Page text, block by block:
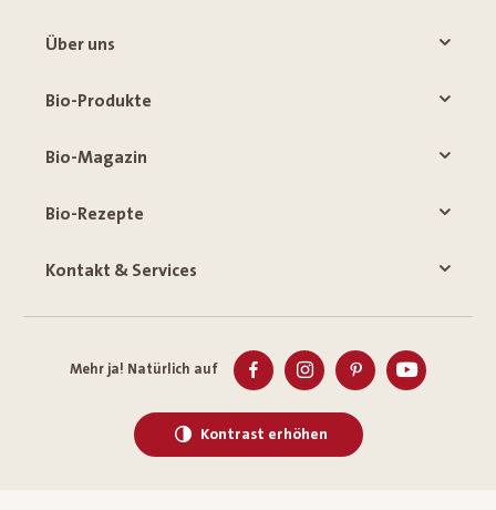
Über uns
Bio-Produkte
Bio-Magazin
Bio-Rezepte
Kontakt & Services
Mehr ja! Natürlich auf
Kontrast erhöhen